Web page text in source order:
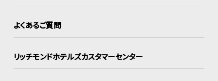
よくあるご質問
リッチモンドホテルズカスタマーセンター